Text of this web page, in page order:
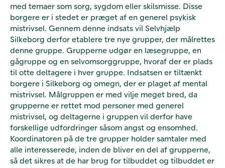
med temaer som sorg, sygdom eller skilsmisse. Disse
borgere er i stedet er præget af en generel psykisk
mistrivsel. Gennem denne indsats vil Selvhjælp
Silkeborg derfor etablere tre nye grupper, der målrettes
denne gruppe. Grupperne udgør en læsegruppe, en
gågruppe og en selvomsorggruppe, hvoraf der er plads
til otte deltagere i hver gruppe. Indsatsen er tiltænkt
borgere i Silkeborg og omegn, der er plaget af mental
mistrivsel. Målgruppen er med vilje meget bred, da
grupperne er rettet mod personer med generel
mistrivsel, og deltagerne i gruppen vil derfor have
forskellige udfordringer såsom angst og ensomhed.
Koordinatoren på de tre grupper holder samtaler med
alle interesserede, inden de bliver en del af grupperne,
så det sikres at de har brug for tilbuddet og tilbuddet er